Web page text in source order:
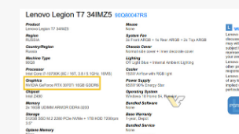
VAIHDA TEEMA
HAKU